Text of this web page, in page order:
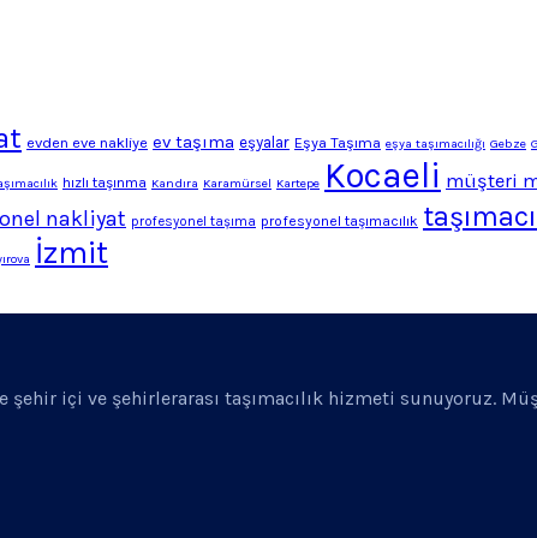
evden eve nakliye ev taşıma eşyalar Eşya Taşıma eşya taşımacılığı Gebze
hızlı taşınma Kandıra Karamürsel Kartepe Kocaeli müşteri
nakliyat profesyonel taşıma profesyonel taşımacılık
İzmit
şehir içi ve şehirlerarası taşımacılık hizmeti sunuyoruz.